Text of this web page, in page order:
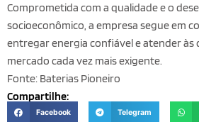
Comprometida com a qualidade e o
socioeconômico, a empresa segue em
entregar energia confiável e atender às
mercado cada vez mais exigente.
Fonte: Baterias Pioneiro
Compartilhe:
Facebook Telegram